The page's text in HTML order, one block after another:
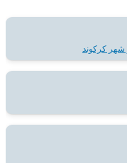
شهر کرکوند